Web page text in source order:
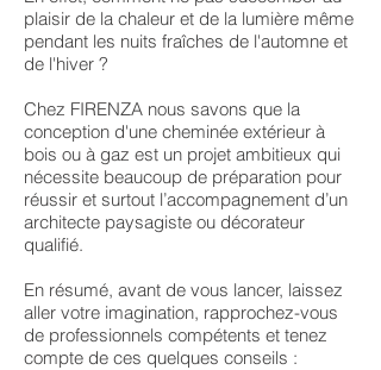
plaisir de la chaleur et de la lumière même
pendant les nuits fraîches de l'automne et
de l'hiver ?
Chez FIRENZA nous savons que la
conception d'une cheminée extérieur à
bois ou à gaz est un projet ambitieux qui
nécessite beaucoup de préparation pour
réussir et surtout l’accompagnement d’un
architecte paysagiste ou décorateur
qualifié.
En résumé, avant de vous lancer, laissez
aller votre imagination, rapprochez-vous
de professionnels compétents et tenez
compte de ces quelques conseils :